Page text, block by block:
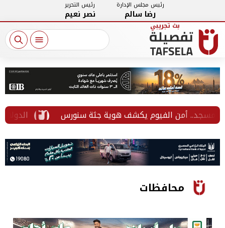
رئيس مجلس الإدارة
رضا سالم
رئيس التحرير
نصر نعيم
الدولار أمن الفيوم يكشف هوية جثة سنورس
محافظات